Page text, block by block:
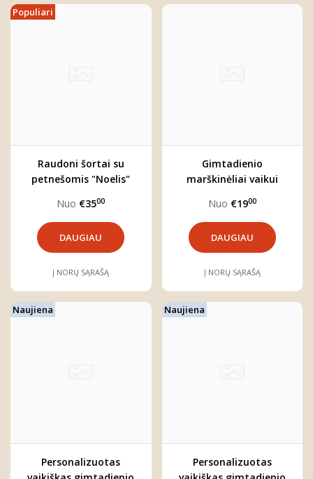
Populiari
Raudoni šortai su
petnešomis "Noelis"
Nuo €3500
DAUGIAU
Į NORŲ SĄRAŠĄ
Gimtadienio
marškinėliai vaikui
Nuo €1900
DAUGIAU
Į NORŲ SĄRAŠĄ
Naujiena
Personalizuotas
Naujiena
Personalizuotas